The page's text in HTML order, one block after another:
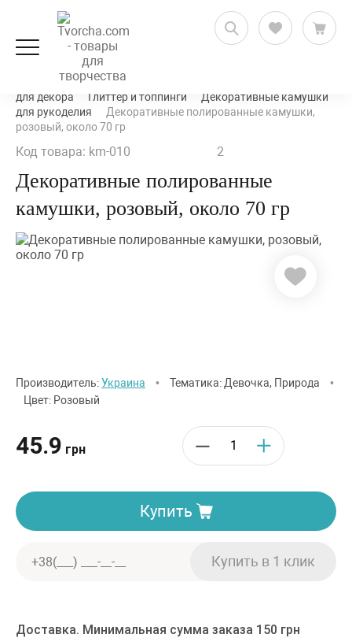
Декорирование и декупаж
для декора
Глиттер и топпинги
Декоративные камушки
для рукоделия
Декоративные полированные камушки,
розовый, около 70 гр
Код товара: km-010 2
Декоративные полированные
камушки, розовый, около 70 гр
Производитель:Украина • Тематика: Девочка, Природа
•
Цвет: Розовый
45.9 грн
Купить
Доставка. Минимальная сумма заказа 150 грн